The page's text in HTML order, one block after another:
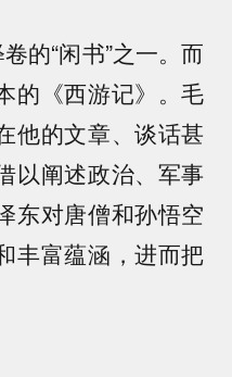
的“闲书”之一。而
的《西游记》。毛
他的文章、谈话甚
以阐述政治、军事
东对唐僧和孙悟空
丰富蕴涵，进而把